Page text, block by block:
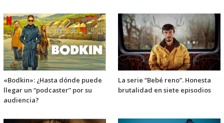
«Bodkin»: ¿Hasta dónde puede
llegar un “podcaster” por su
audiencia?
La serie “Bebé reno”. Honesta
brutalidad en siete episodios